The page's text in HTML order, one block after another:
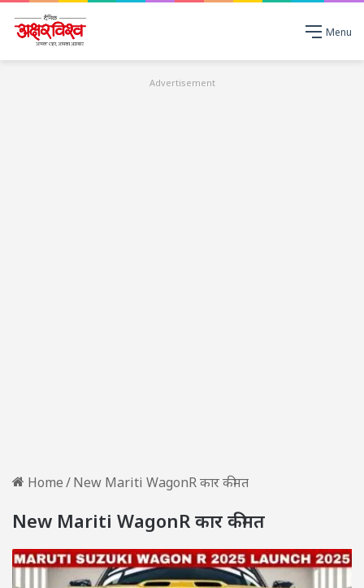
Menu
Advertisement
Home/New Mariti WagonR कार कीमत
New Mariti WagonR कार कीमत